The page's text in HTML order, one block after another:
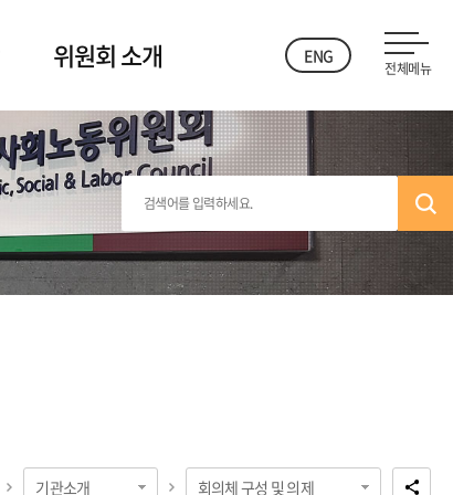
위원회 소개 ENG
전체메뉴
기관소개 회의체 구성 및 의제